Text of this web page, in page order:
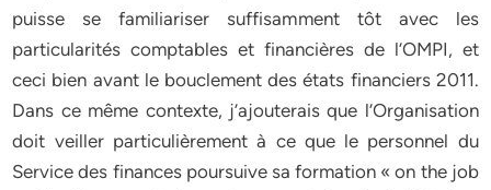
puisse se familiariser suffisamment tôt avec les
particularités comptables et financières de l’OMPI, et
ceci bien avant le bouclement des états financiers 2011.
Dans ce même contexte, j’ajouterais que l’Organisation
doit veiller particulièrement à ce que le personnel du
Service des finances poursuive sa formation « on the job